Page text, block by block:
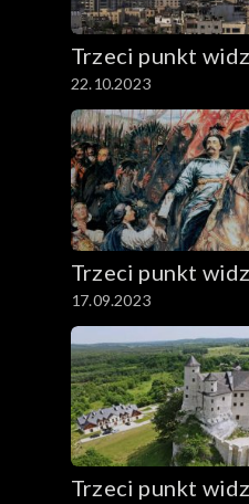
Trzeci punkt
22.10.2023
Trzeci punkt
17.09.2023
Trzeci punkt